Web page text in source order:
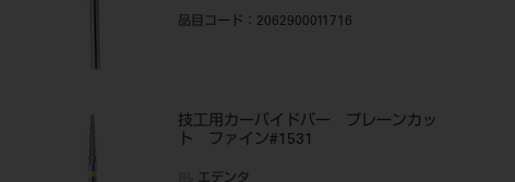
品目コード ：2062900011716
技工用カーバイドバー プレーンカッ
ト ファイン#1531
エデンタ